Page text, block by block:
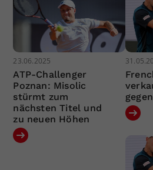
23.06.2025
ATP-Challenger
Poznan: Misolic
stürmt zum
nächsten Titel und
zu neuen Höhen